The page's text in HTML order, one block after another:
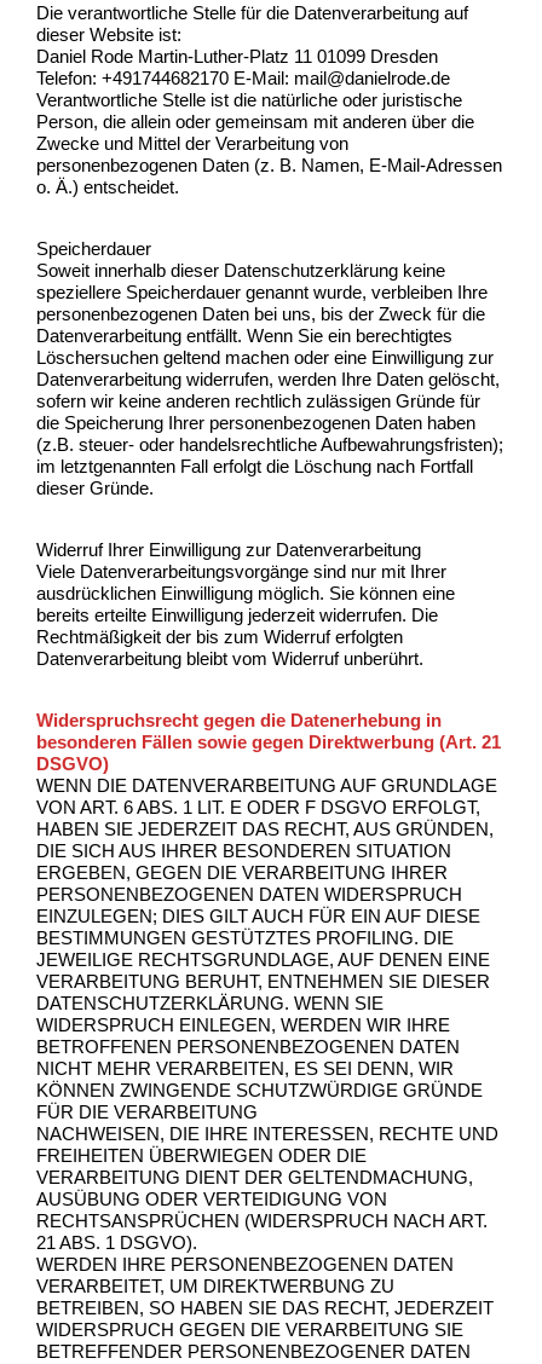
Die verantwortliche Stelle für die Datenverarbeitung auf
dieser Website ist:
Daniel Rode Martin-Luther-Platz 11 01099 Dresden
Telefon: +491744682170 E-Mail: mail@danielrode.de
Verantwortliche Stelle ist die natürliche oder juristische
Person, die allein oder gemeinsam mit anderen über die
Zwecke und Mittel der Verarbeitung von
personenbezogenen Daten (z. B. Namen, E-Mail-Adressen
o. Ä.) entscheidet.
Speicherdauer
Soweit innerhalb dieser Datenschutzerklärung keine
speziellere Speicherdauer genannt wurde, verbleiben Ihre
personenbezogenen Daten bei uns, bis der Zweck für die
Datenverarbeitung entfällt. Wenn Sie ein berechtigtes
Löschersuchen geltend machen oder eine Einwilligung zur
Datenverarbeitung widerrufen, werden Ihre Daten gelöscht,
sofern wir keine anderen rechtlich zulässigen Gründe für
die Speicherung Ihrer personenbezogenen Daten haben
(z.B. steuer- oder handelsrechtliche Aufbewahrungsfristen);
im letztgenannten Fall erfolgt die Löschung nach Fortfall
dieser Gründe.
Widerruf Ihrer Einwilligung zur Datenverarbeitung
Viele Datenverarbeitungsvorgänge sind nur mit Ihrer
ausdrücklichen Einwilligung möglich. Sie können eine
bereits erteilte Einwilligung jederzeit widerrufen. Die
Rechtmäßigkeit der bis zum Widerruf erfolgten
Datenverarbeitung bleibt vom Widerruf unberührt.
Widerspruchsrecht gegen die Datenerhebung in
besonderen Fällen sowie gegen Direktwerbung (Art. 21
DSGVO)
WENN DIE DATENVERARBEITUNG AUF GRUNDLAGE
VON ART. 6 ABS. 1 LIT. E ODER F DSGVO ERFOLGT,
HABEN SIE JEDERZEIT DAS RECHT, AUS GRÜNDEN,
DIE SICH AUS IHRER BESONDEREN SITUATION
ERGEBEN, GEGEN DIE VERARBEITUNG IHRER
PERSONENBEZOGENEN DATEN WIDERSPRUCH
EINZULEGEN; DIES GILT AUCH FÜR EIN AUF DIESE
BESTIMMUNGEN GESTÜTZTES PROFILING. DIE
JEWEILIGE RECHTSGRUNDLAGE, AUF DENEN EINE
VERARBEITUNG BERUHT, ENTNEHMEN SIE DIESER
DATENSCHUTZERKLÄRUNG. WENN SIE
WIDERSPRUCH EINLEGEN, WERDEN WIR IHRE
BETROFFENEN PERSONENBEZOGENEN DATEN
NICHT MEHR VERARBEITEN, ES SEI DENN, WIR
KÖNNEN ZWINGENDE SCHUTZWÜRDIGE GRÜNDE
FÜR DIE VERARBEITUNG
NACHWEISEN, DIE IHRE INTERESSEN, RECHTE UND
FREIHEITEN ÜBERWIEGEN ODER DIE
VERARBEITUNG DIENT DER GELTENDMACHUNG,
AUSÜBUNG ODER VERTEIDIGUNG VON
RECHTSANSPRÜCHEN (WIDERSPRUCH NACH ART.
21 ABS. 1 DSGVO).
WERDEN IHRE PERSONENBEZOGENEN DATEN
VERARBEITET, UM DIREKTWERBUNG ZU
BETREIBEN, SO HABEN SIE DAS RECHT, JEDERZEIT
WIDERSPRUCH GEGEN DIE VERARBEITUNG SIE
BETREFFENDER PERSONENBEZOGENER DATEN